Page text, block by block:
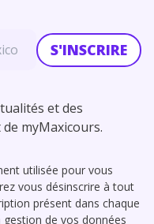
S'INSCRIRE
et des
myMaxicours.
utilisée pour vous
vous désinscrire à tout
présent dans chaque
de vos données